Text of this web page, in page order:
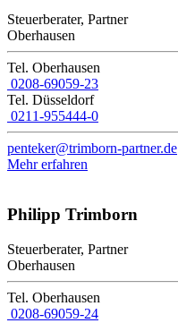
Steuerberater, Partner
Oberhausen
Tel. Oberhausen
0208-69059-23
Tel. Düsseldorf
0211-955444-0
penteker@trimborn-partner.de
Mehr erfahren
Philipp Trimborn
Steuerberater, Partner
Oberhausen
Tel. Oberhausen
0208-69059-24